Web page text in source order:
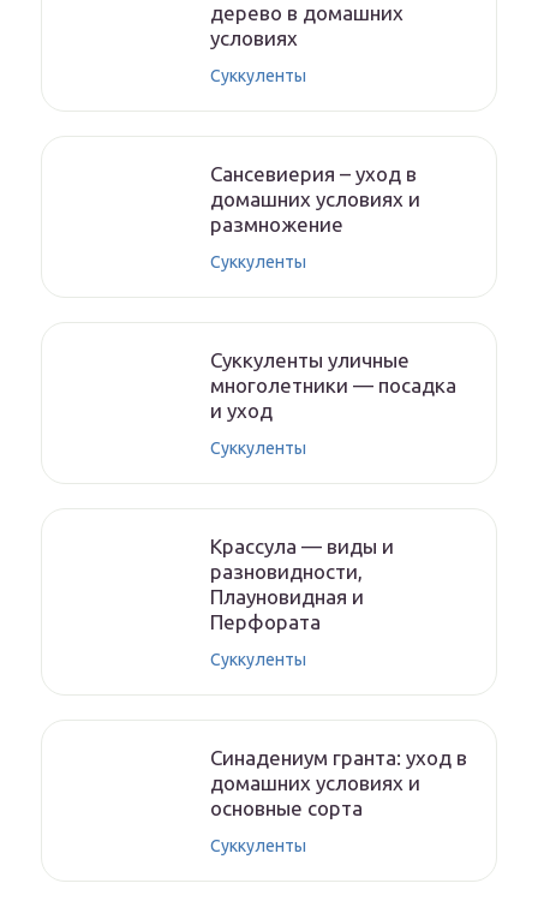
дерево в домашних
условиях
Суккуленты
Сансевиерия – уход в
домашних условиях и
размножение
Суккуленты
Суккуленты уличные
многолетники — посадка
и уход
Суккуленты
Крассула — виды и
разновидности,
Плауновидная и
Перфората
Суккуленты
Синадениум гранта: уход в
домашних условиях и
основные сорта
Суккуленты